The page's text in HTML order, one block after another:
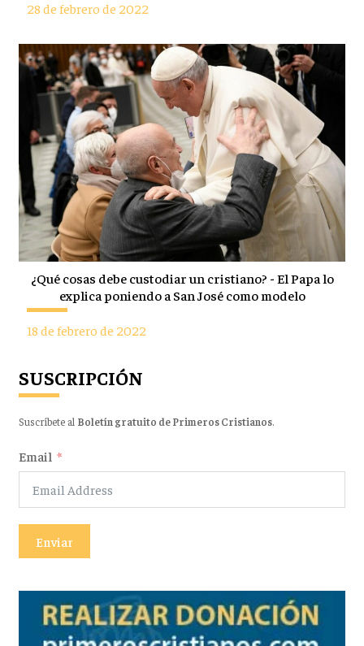
28 de febrero de 2022
¿Qué cosas debe custodiar un cristiano? - El Papa lo
explica poniendo a San José como modelo
18 de febrero de 2022
SUSCRIPCIÓN
Suscríbete al Boletín gratuito de Primeros Cristianos.
Email
Enviar